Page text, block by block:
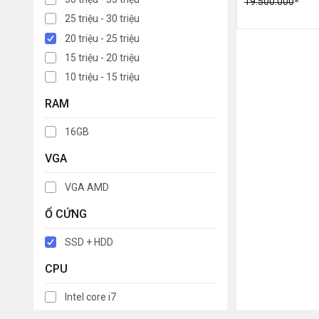
25 triệu - 30 triệu
20 triệu - 25 triệu
15 triệu - 20 triệu
10 triệu - 15 triệu
RAM
16GB
VGA
VGA AMD
Ổ CỨNG
SSD + HDD
CPU
Intel core i7